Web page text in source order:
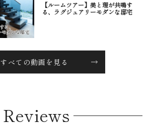
【ルームツアー】美と理が共鳴す
る、ラグジュアリーモダンな邸宅
すべての動画を見る
Reviews